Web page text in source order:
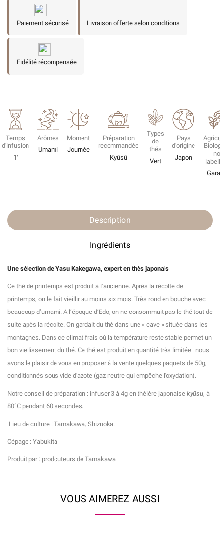
Paiement sécurisé Livraison offerte selon conditions
Fidélité récompensée
Temps
d'infusion
1'
Arômes
Umami
Moment
Journée
Préparation
recommandée
Kyûsû
Types
de
thés
Vert
Pays
d'origine
Japon
Description
Ingrédients
Une sélection de Yasu Kakegawa, expert en thés japonais
Ce thé de printemps est produit à l’ancienne. Après la récolte de
printemps, on le fait vieillir au moins six mois. Très rond en bouche avec
beaucoup d’umami. A l’époque d’Edo, on ne consommait pas le thé tout de
suite apès la récolte. On gardait du thé dans une « cave » située dans les
montagnes. Dans ce climat frais où la température reste stable permet un
bon viellissement du thé. Ce thé est produit en quantité très limitée ; nous
avons le plaisir de vous en proposer à la vente quelques paquets de 50g,
conditionnés sous vide d'azote (gaz neutre qui empêche l'oxydation).
Notre conseil de préparation : infuser 3 à 4g en théière japonaise kyûsu, à
80°C pendant 60 secondes.
Lieu de culture : Tamakawa, Shizuoka.
Cépage : Yabukita
Produit par : prodcuteurs de Tamakawa
VOUS AIMEREZ AUSSI